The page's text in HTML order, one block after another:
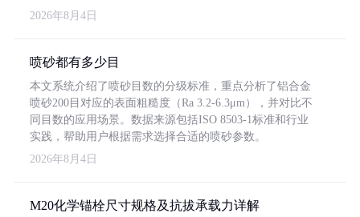
2026年8月4日
喷砂都有多少目
本文系统介绍了喷砂目数的分级标准，重点分析了铝合金
喷砂200目对应的表面粗糙度（Ra 3.2-6.3μm），并对比不
同目数的应用场景。数据来源包括ISO 8503-1标准和行业
实践，帮助用户根据需求选择合适的喷砂参数。
2026年8月4日
M20化学锚栓尺寸规格及抗拔承载力详解